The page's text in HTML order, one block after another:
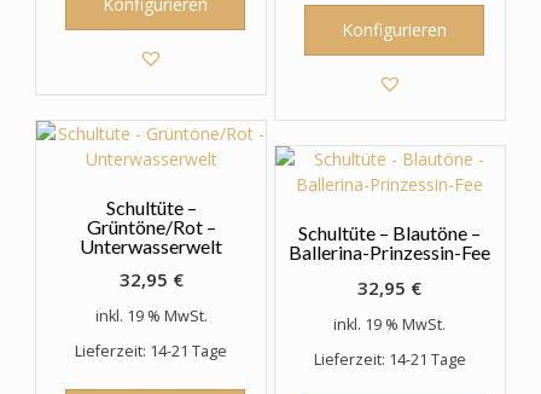
Konfigurieren
Schultüte –
Grüntöne/Rot –
Unterwasserwelt
32,95 €
inkl. 19 % MwSt.
Lieferzeit: 14-21 Tage
Schultüte – Blautöne –
Ballerina-Prinzessin-Fee
32,95 €
inkl. 19 % MwSt.
Lieferzeit: 14-21 Tage